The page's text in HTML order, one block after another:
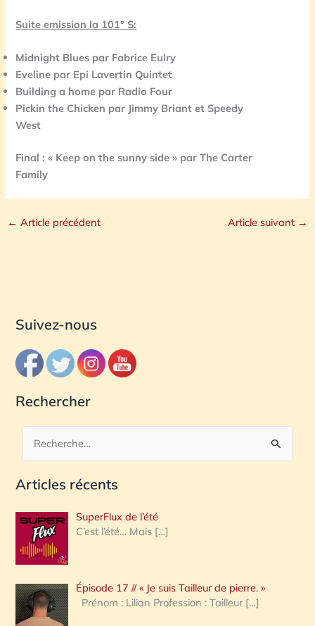
Suite emission la 101° S:
Midnight Blues par Fabrice Eulry
Eveline par Epi Lavertin Quintet
Building a home par Radio Four
Pickin the Chicken par Jimmy Briant et Speedy
West
Final : « Keep on the sunny side » par The Carter
Family
← Article précédent Article suivant →
Suivez-nous
Rechercher
c
e
r
c
h
e
Articles récents
SuperFlux de l’été
C’est l’été… Mais […]
Épisode 17 // « Je suis Tailleur de pierre. »
Prénom : Lilian Profession : Tailleur […]